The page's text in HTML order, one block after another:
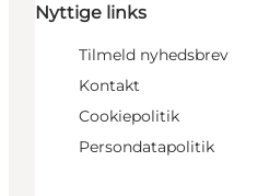
Nyttige links
Tilmeld nyhedsbrev
Kontakt
Cookiepolitik
Persondatapolitik